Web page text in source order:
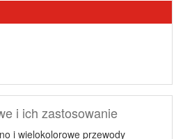
i ich zastosowanie
i wielokolorowe przewody